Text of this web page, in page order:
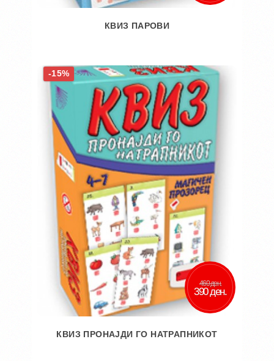
КВИЗ ПАРОВИ
Во кошничка
Додај во желби
Додај за споредба
-15%
460 ден.
390 ден.
КВИЗ ПРОНАЈДИ ГО НАТРАПНИКОТ